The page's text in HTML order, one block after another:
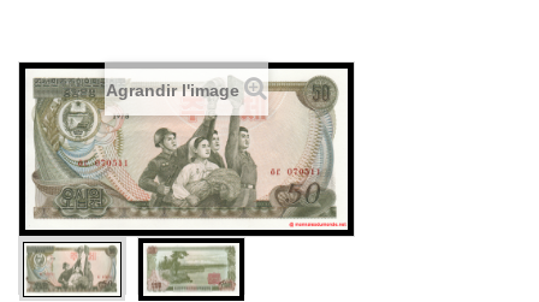
Agrandir l'image